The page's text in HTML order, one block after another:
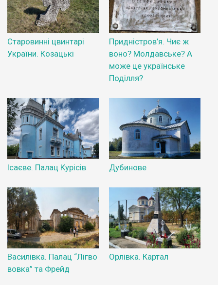
Старовинні цвинтарі
України. Козацькі
Придністров’я. Чиє ж
воно? Молдавське? А
може це українське
Поділля?
Ісаєве. Палац Курісів Дубинове
Василівка. Палац “Лігво
вовка” та Фрейд
Орлівка. Картал